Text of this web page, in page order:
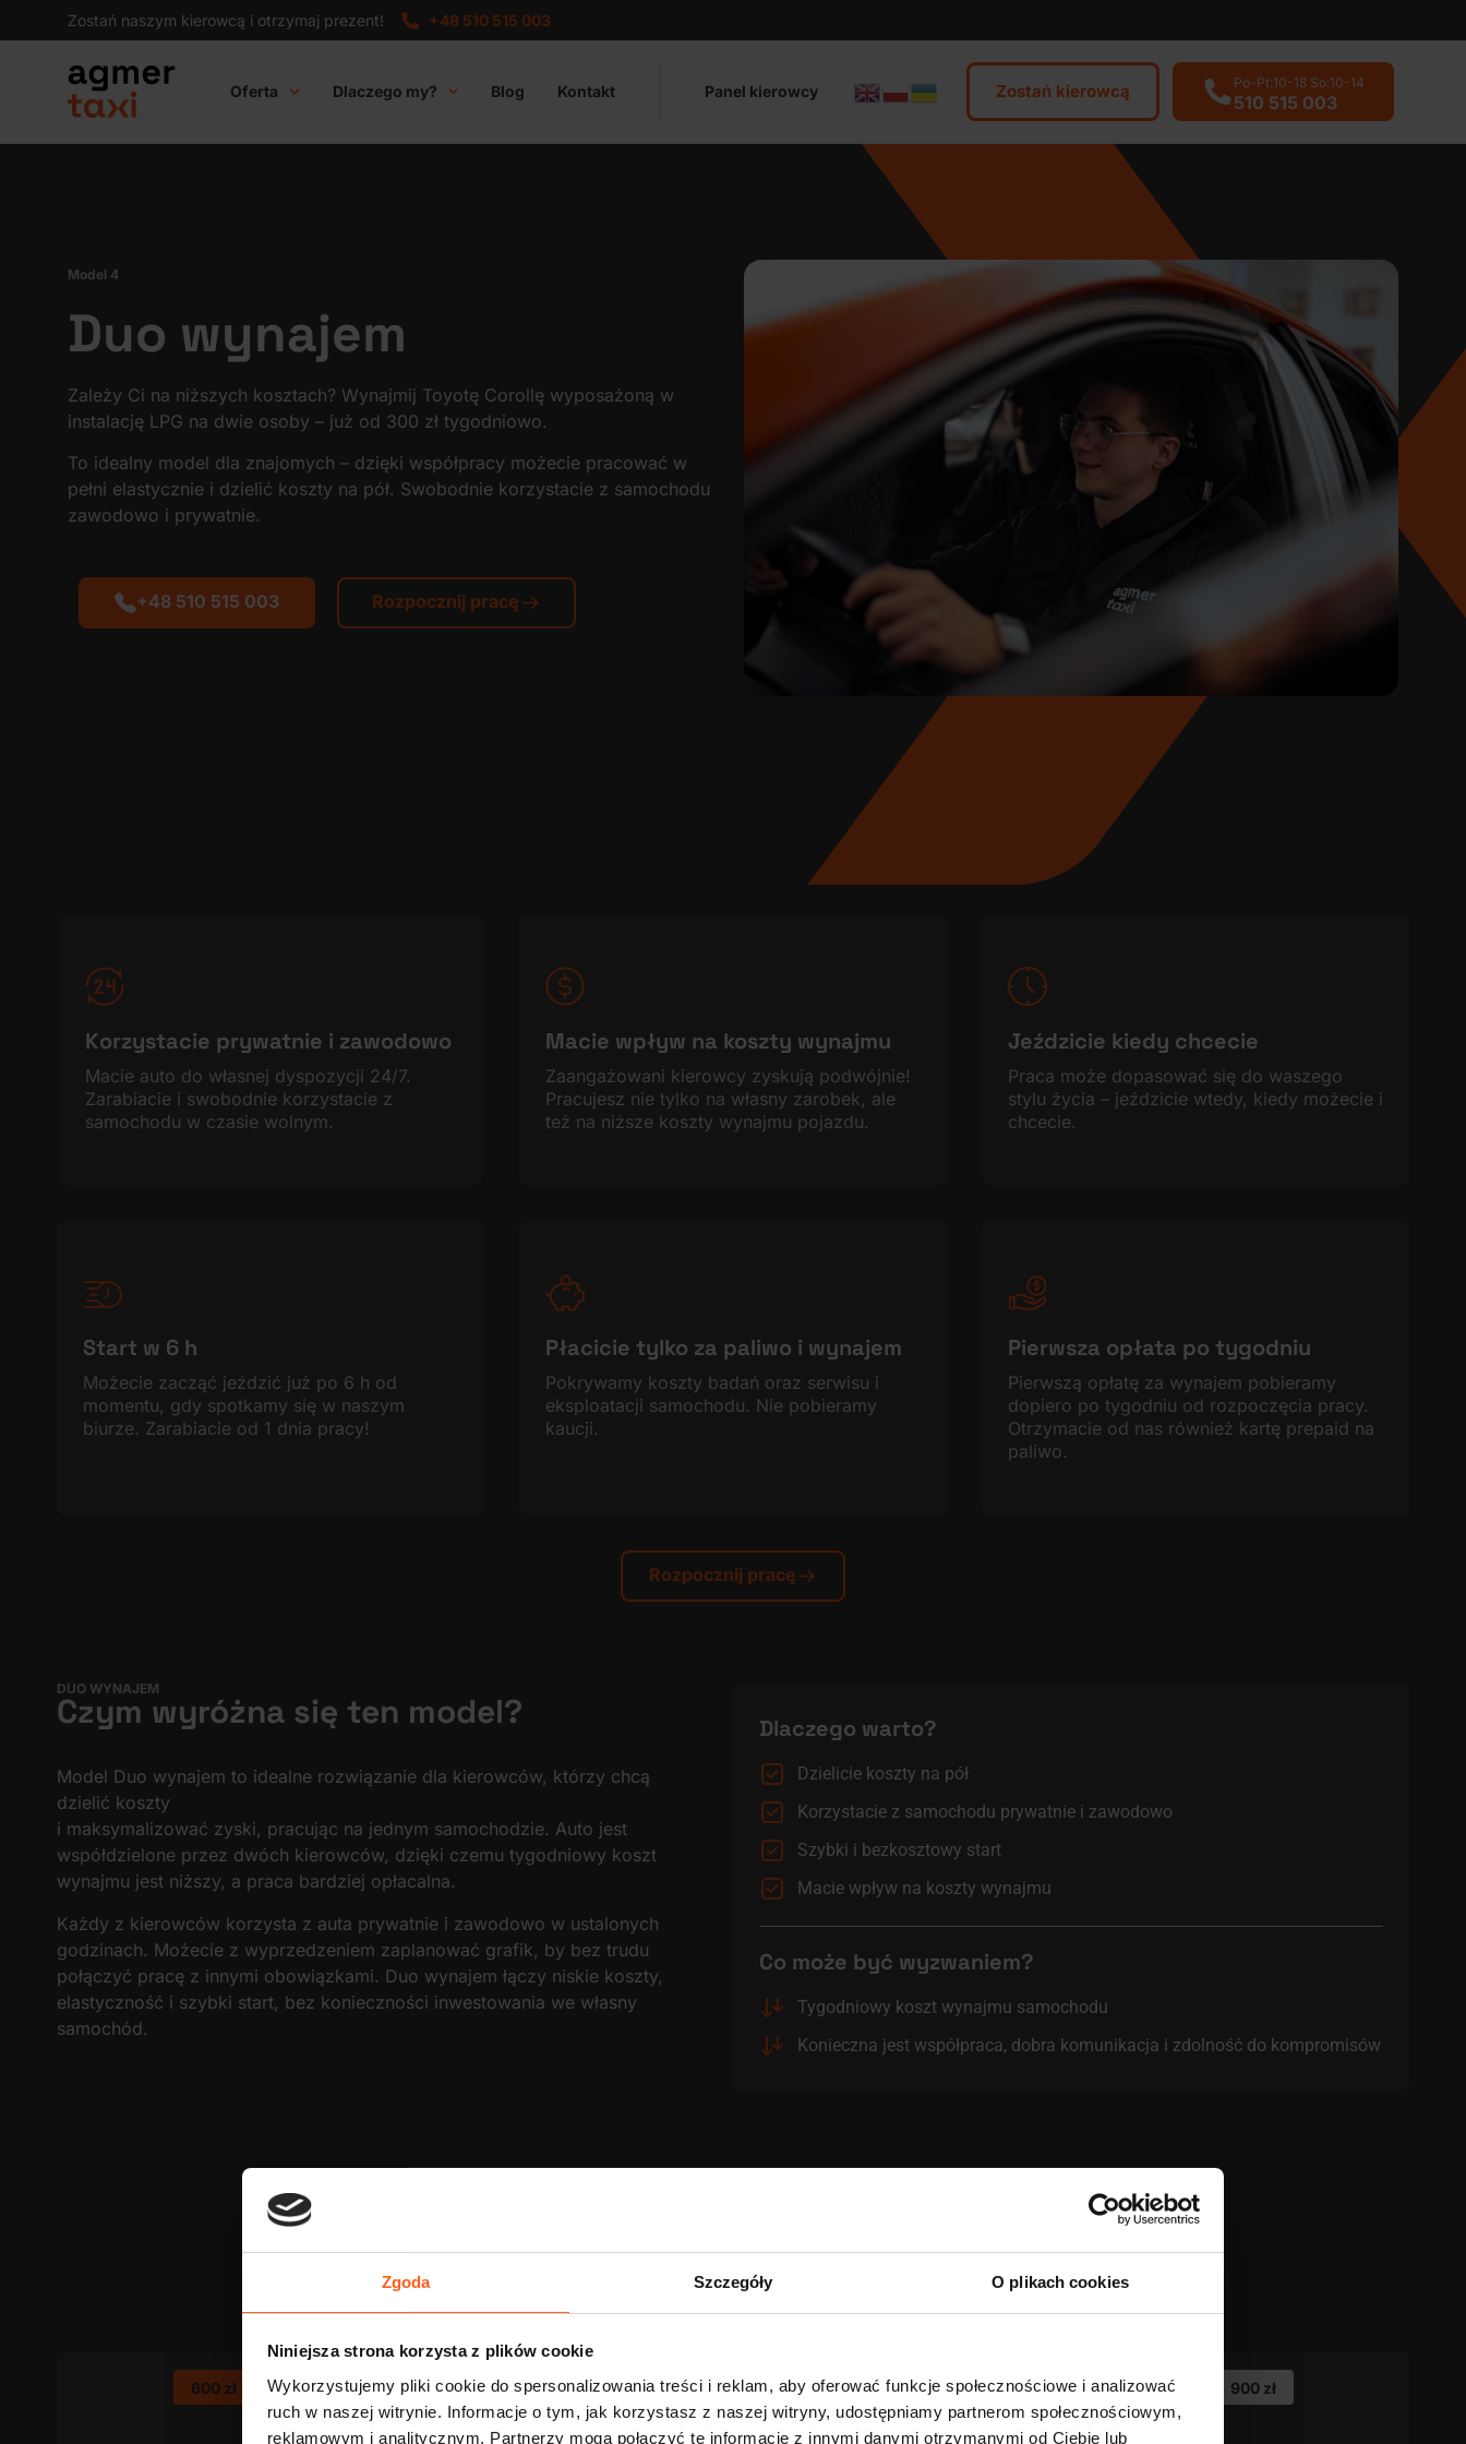
Zgoda Szczegóły O plikach cookies
Niniejsza strona korzysta z plików cookie
Wykorzystujemy pliki cookie do spersonalizowania treści i reklam, aby oferować funkcje społecznościowe i analizować
ruch w naszej witrynie. Informacje o tym, jak korzystasz z naszej witryny, udostępniamy partnerom społecznościowym,
reklamowym i analitycznym. Partnerzy mogą połączyć te informacje z innymi danymi otrzymanymi od Ciebie lub
Zostań naszym kierowcą i otrzymaj prezent! +48 510 515 003
Oferta Dlaczego my? Blog Kontakt Panel kierowcy Zostań kierowcą Po-Pt:10-18 So:10-14
510 515 003
Model 4
Duo wynajem
Zależy Ci na niższych kosztach? Wynajmij Toyotę Corollę wyposażoną w
instalację LPG na dwie osoby – już od 300 zł tygodniowo.
To idealny model dla znajomych – dzięki współpracy możecie pracować w
pełni elastycznie i dzielić koszty na pół. Swobodnie korzystacie z samochodu
zawodowo i prywatnie.
+48 510 515 003 Rozpocznij pracę
Korzystacie prywatnie i zawodowo
Macie auto do własnej dyspozycji 24/7.
Zarabiacie i swobodnie korzystacie z
samochodu w czasie wolnym.
Macie wpływ na koszty wynajmu
Zaangażowani kierowcy zyskują podwójnie!
Pracujesz nie tylko na własny zarobek, ale
też na niższe koszty wynajmu pojazdu.
Jeździcie kiedy chcecie
Praca może dopasować się do waszego
stylu życia – jeździcie wtedy, kiedy możecie i
chcecie.
Start w 6 h
Możecie zacząć jeździć już po 6 h od
momentu, gdy spotkamy się w naszym
biurze. Zarabiacie od 1 dnia pracy!
Płacicie tylko za paliwo i wynajem
Pokrywamy koszty badań oraz serwisu i
eksploatacji samochodu. Nie pobieramy
kaucji.
Pierwsza opłata po tygodniu
Pierwszą opłatę za wynajem pobieramy
dopiero po tygodniu od rozpoczęcia pracy.
Otrzymacie od nas również kartę prepaid na
paliwo.
Rozpocznij pracę
DUO WYNAJEM
Czym wyróżna się ten model?
Model Duo wynajem to idealne rozwiązanie dla kierowców, którzy chcą
dzielić koszty
i maksymalizować zyski, pracując na jednym samochodzie. Auto jest
współdzielone przez dwóch kierowców, dzięki czemu tygodniowy koszt
wynajmu jest niższy, a praca bardziej opłacalna.
Każdy z kierowców korzysta z auta prywatnie i zawodowo w ustalonych
godzinach. Możecie z wyprzedzeniem zaplanować grafik, by bez trudu
połączyć pracę z innymi obowiązkami. Duo wynajem łączy niskie koszty,
elastyczność i szybki start, bez konieczności inwestowania we własny
samochód.
Dlaczego warto?
Dzielicie koszty na pół
Korzystacie z samochodu prywatnie i zawodowo
Szybki i bezkosztowy start
Macie wpływ na koszty wynajmu
Co może być wyzwaniem?
Tygodniowy koszt wynajmu samochodu
Konieczna jest współpraca, dobra komunikacja i zdolność do kompromisów
Zobaczszczegóły
Im więcej przejazdów zrealizujecie w modelu duo, tym mniej zapłacicie za tygodniowy wynajem samochodu.
Koszty auta na wynajem na 2 osoby:
600 zł 750 zł 800 zł 900 zł